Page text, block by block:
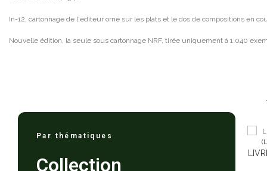
In-12, cartonnage de l'éditeur orné sur les plats et le dos de compositions en
Nouvelle édition, la seule sous cartonnage NRF, tirée uniquement à 1.040
Par thématiques
Collection